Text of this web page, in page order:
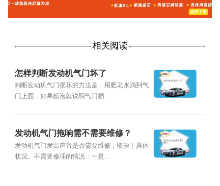
相关阅读
怎样判断发动机气门坏了
判断发动机气门损坏的方法是：用肥皂水滴到气
门上面，如果起泡就说明气门损...
发动机气门拖响需不需要维修？
发动机气门发出声音是否需要维修，取决于具体
状况。不需要修理的情况：一是...